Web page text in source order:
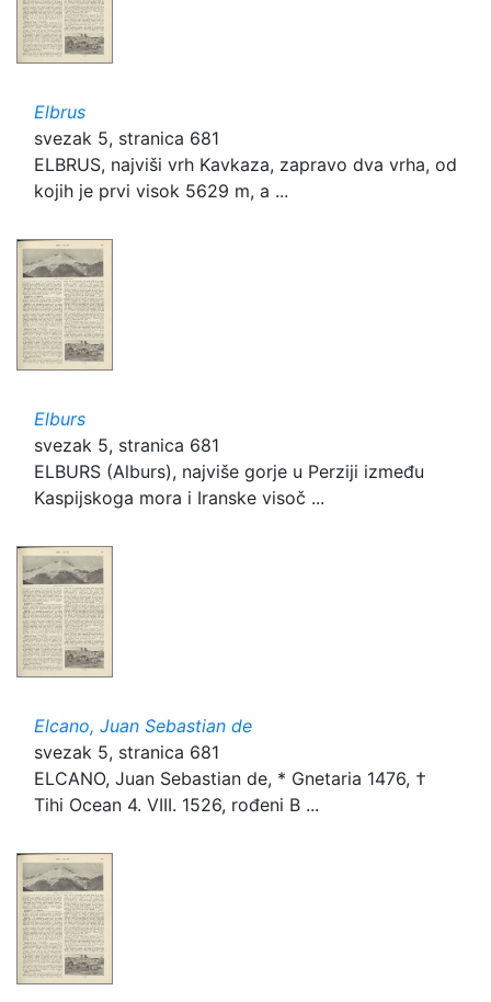
Elbrus
svezak 5, stranica 681
ELBRUS, najviši vrh Kavkaza, zapravo dva vrha, od
kojih je prvi visok 5629 m, a ...
Elburs
svezak 5, stranica 681
ELBURS (Alburs), najviše gorje u Perziji između
Kaspijskoga mora i Iranske visoč ...
Elcano, Juan Sebastian de
svezak 5, stranica 681
ELCANO, Juan Sebastian de, * Gnetaria 1476, †
Tihi Ocean 4. VIII. 1526, rođeni B ...